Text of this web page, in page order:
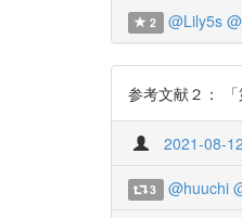
2 @Lily5s
参考文献２：
2021-08-
3 @huuchi